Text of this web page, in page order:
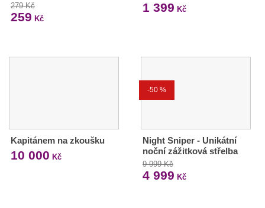
279 Kč
259 Kč
1 399 Kč
Kapitánem na zkoušku
10 000 Kč
-50 %
Night Sniper - Unikátní
noční zážitková střelba
9 999 Kč
4 999 Kč